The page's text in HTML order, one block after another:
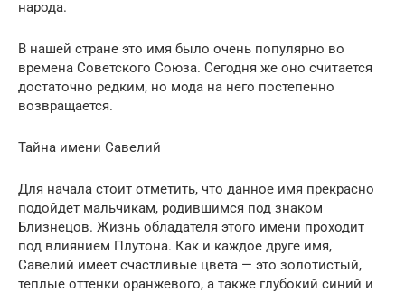
народа.
В нашей стране это имя было очень популярно во
времена Советского Союза. Сегодня же оно считается
достаточно редким, но мода на него постепенно
возвращается.
Тайна имени Савелий
Для начала стоит отметить, что данное имя прекрасно
подойдет мальчикам, родившимся под знаком
Близнецов. Жизнь обладателя этого имени проходит
под влиянием Плутона. Как и каждое друге имя,
Савелий имеет счастливые цвета — это золотистый,
теплые оттенки оранжевого, а также глубокий синий и